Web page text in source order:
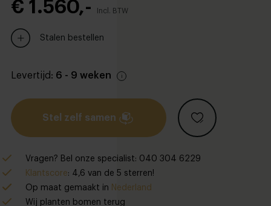
€ 1.560,- Incl. BTW
Stalen bestellen
Levertijd: 6 - 9 weken
Stel zelf samen
Vragen? Bel onze specialist: 040 304 6229
Klantscore: 4,6 van de 5 sterren!
Op maat gemaakt in Nederland
Wij planten bomen terug